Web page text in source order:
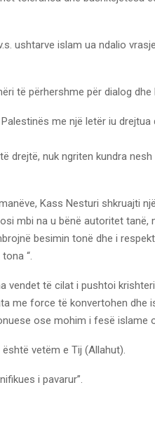
ushtarve islam ua ndalio
të përhershme për dialog
me një letër iu
drejtë, nuk ngriten kundra
Kass Nesturi shkruajti
mbi na u bënë autoritet tanë,
besimin tonë dhe i
“.
vendet të cilat i pushtoi
me force të konvertohen dhe
ose mohim i fesë islame
është vetëm e Tij (Allahut).
i pavarur”.